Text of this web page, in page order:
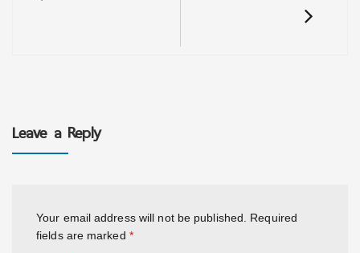
Leave a Reply
Your email address will not be published.
Required
fields are marked *